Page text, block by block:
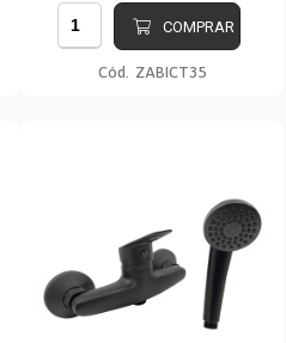
COMPRAR
Cód. ZABICT35